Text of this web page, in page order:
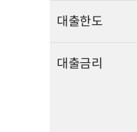
대출한도
대출금리